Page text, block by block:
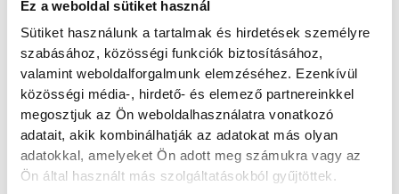
Ez a weboldal sütiket használ
Sütiket használunk a tartalmak és hirdetések személyre
szabásához, közösségi funkciók biztosításához,
valamint weboldalforgalmunk elemzéséhez. Ezenkívül
közösségi média-, hirdető- és elemező partnereinkkel
megosztjuk az Ön weboldalhasználatra vonatkozó
adatait, akik kombinálhatják az adatokat más olyan
adatokkal, amelyeket Ön adott meg számukra vagy az
Ön által használt más szolgáltatásokból gyűjtöttek.
választás 2026
SZERZŐ
vehir.hu